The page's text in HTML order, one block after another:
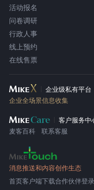
活动报名
问卷调研
行政人事
线上预约
在线售票
企业级私有平台
企业全场景信息收集
客户服务中
麦客百科
联系客服
消息推送和内容创作生态
首页客户端下载合作伙伴登录